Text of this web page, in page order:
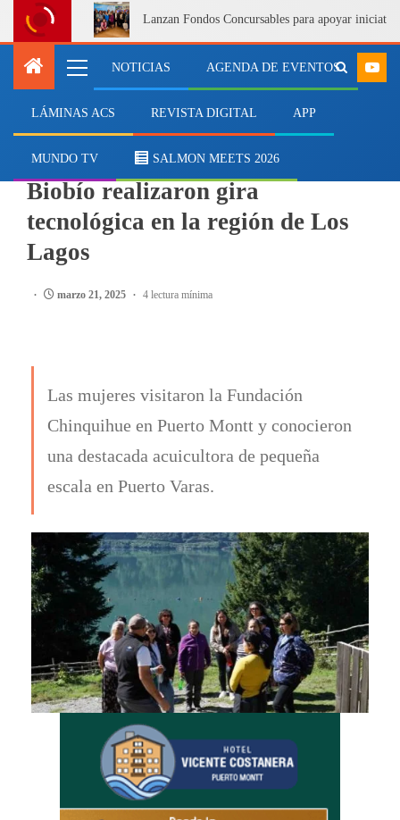
Lanzan Fondos Concursables para apoyar
NOTICIAS AGENDA DE EVENTOS
LÁMINAS ACS REVISTA DIGITAL APP
MUNDO TV SALMON MEETS 2026
Pescadoras artesanales del
Biobío realizaron gira
tecnológica en la región de Los
Lagos
marzo 21, 2025 4 lectura mínima
Las mujeres visitaron la Fundación
Chinquihue en Puerto Montt y conocieron
una destacada acuicultora de pequeña
escala en Puerto Varas.